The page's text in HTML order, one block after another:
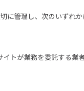
に管理し、次のいずれ
トが業務を委託する業